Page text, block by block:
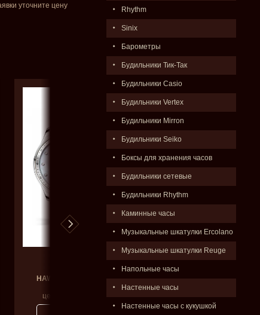
Rhythm
Sinix
Барометры
Будильники Тик-Так
Будильники Casio
Будильники Vertex
Будильники Mirron
Будильники Seiko
Боксы для хранения часов
Будильники сетевые
Будильники Rhythm
Каминные часы
Музыкальные шкатулки Ercolano
Музыкальные шкатулки Reuge
Напольные часы
Настенные часы
Настенные часы с кукушкой
уточните цену
HAWLH 22.003.01
цена:
Hanowa
16-7075.09.003
цена:Цена по запросу